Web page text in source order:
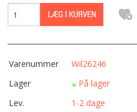
Varenummer
Wil26246
Lager
På lager
Lev.
1-2 dage